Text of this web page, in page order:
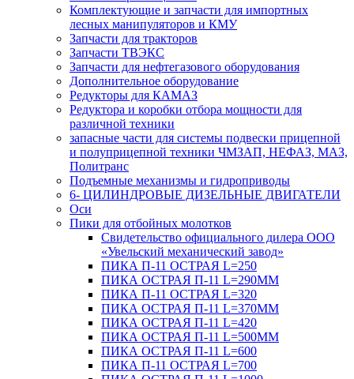
Комплектующие и запчасти для импортных
лесных манипуляторов и КМУ
Запчасти для тракторов
Запчасти ТВЭКС
Запчасти для нефтегазового оборудования
Дополнительное оборудование
Редукторы для КАМАЗ
Редуктора и коробки отбора мощности для
различной техники
запасные части для системы подвески прицепной
и полуприцепной техники ЧМЗАП, НЕФАЗ, МАЗ,
Политранс
Подъемные механизмы и гидроприводы
6- ЦИЛИНДРОВЫЕ ДИЗЕЛЬНЫЕ ДВИГАТЕЛИ
Оси
Пики для отбойных молотков
Свидетельство официального дилера ООО
«Увельский механический завод»
ПИКА П-11 ОСТРАЯ L=250
ПИКА ОСТРАЯ П-11 L=290ММ
ПИКА П-11 ОСТРАЯ L=320
ПИКА ОСТРАЯ П-11 L=370ММ
ПИКА ОСТРАЯ П-11 L=420
ПИКА ОСТРАЯ П-11 L=500ММ
ПИКА ОСТРАЯ П-11 L=600
ПИКА П-11 ОСТРАЯ L=700